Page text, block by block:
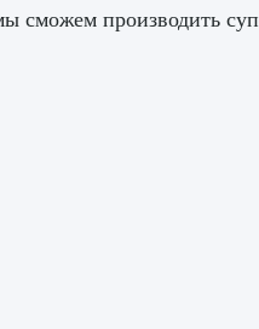
сможем производить